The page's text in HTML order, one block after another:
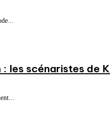
les scénaristes de